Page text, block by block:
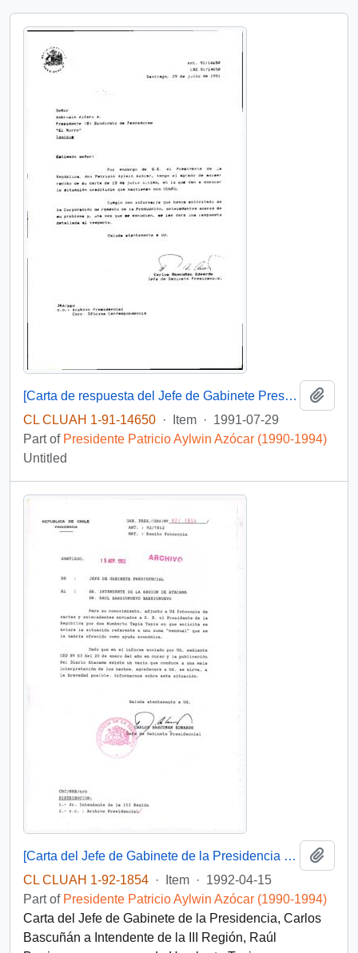
[Carta de respuesta del Jefe de Gabinete Presidencial dirigida al Presidente del Sindicato de Pescadores "El Morro"]
CL CLUAH 1-91-14650 · Item · 1991-07-29
Part of Presidente Patricio Aylwin Azócar (1990-1994)
Untitled
[Carta del Jefe de Gabinete de la Presidencia a Intendente de la III Región]
CL CLUAH 1-92-1854 · Item · 1992-04-15
Part of Presidente Patricio Aylwin Azócar (1990-1994)
Carta del Jefe de Gabinete de la Presidencia, Carlos
Bascuñán a Intendente de la III Región, Raúl